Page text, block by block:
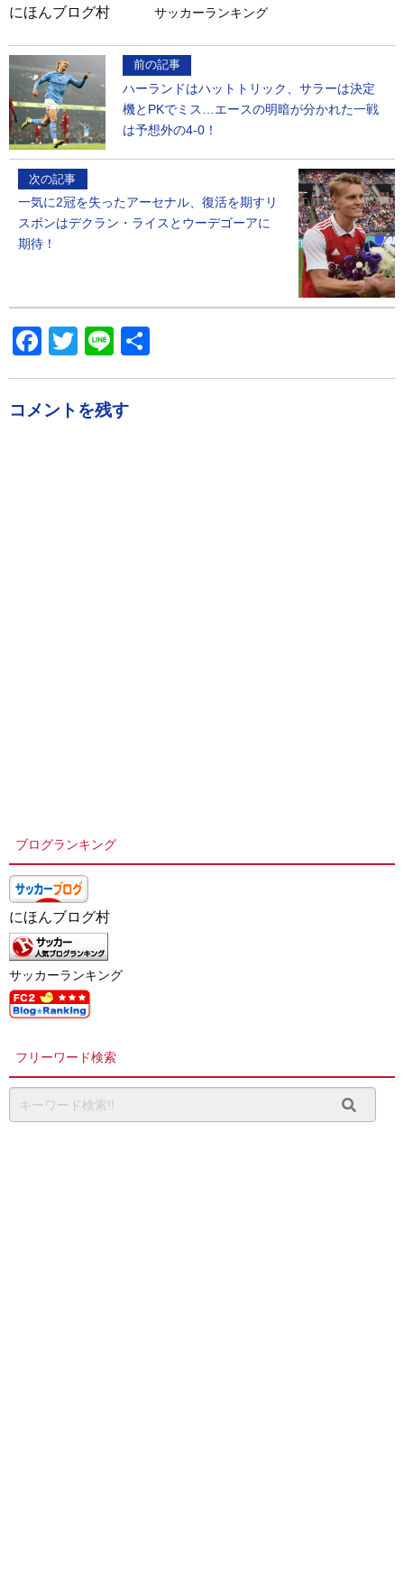
にほんブログ村 サッカーランキング
前の記事
ハーランドはハットトリック、サラーは決定
機とPKでミス…エースの明暗が分かれた一戦
は予想外の4‐0！
次の記事
一気に2冠を失ったアーセナル、復活を期すリ
スボンはデクラン・ライスとウーデゴーアに
期待！
Facebook
Twitter
Line
有
コメントを残す
ブログランキング
にほんブログ村
サッカーランキング
フリーワード検索